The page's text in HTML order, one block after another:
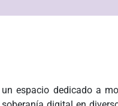
espacio dedicado a